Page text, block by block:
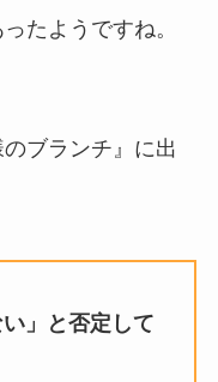
たようですね。
ブランチ』に出
い」と否定して